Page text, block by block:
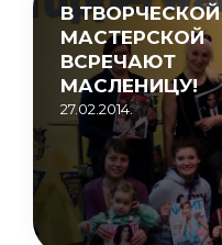
В ТВОРЧЕСКОЙ
МАСТЕРСКОЙ
ВСРЕЧАЮТ
МАСЛЕНИЦУ!
27.02.2014.